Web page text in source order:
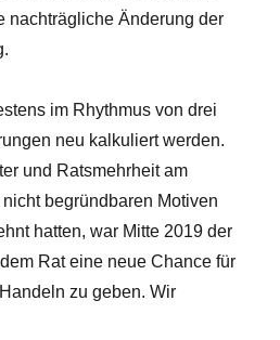
nachträgliche Änderung der
im Rhythmus von drei
neu kalkuliert werden.
und Ratsmehrheit am
begründbaren Motiven
hatten, war Mitte 2019 der
Rat eine neue Chance für
zu geben. Wir